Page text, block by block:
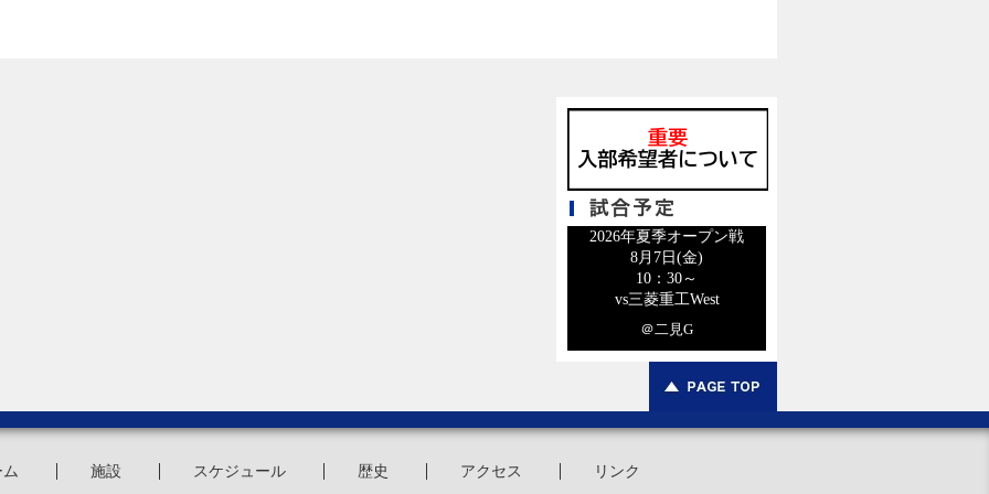
2026年夏季オープン戦
8月7日(金)
10：30～
vs三菱重工West
＠二見G
施設 スケジュール 歴史 アクセス リンク